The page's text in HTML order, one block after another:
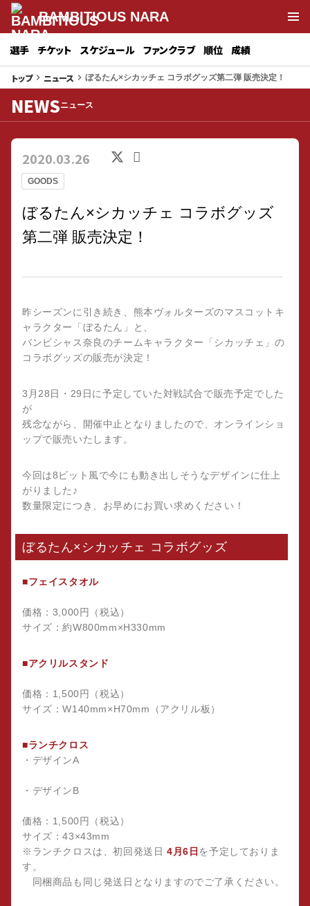
BAMBITIOUS NARA
選手 チケット スケジュール ファンクラブ 順位 成績
トップkeyboard_arrow_right ニュース keyboard_arrow_right ぼるたん×シカッチェ コラボグッズ第二弾 販売決定！
NEWSニュース
GOODS
2020.03.26
ぼるたん×シカッチェ コラボグッズ
第二弾 販売決定！
昨シーズンに引き続き、熊本ヴォルターズのマスコットキ
ャラクター「ぼるたん」と、
バンビシャス奈良のチームキャラクター「シカッチェ」の
コラボグッズの販売が決定！
3月28日・29日に予定していた対戦試合で販売予定でした
が
残念ながら、開催中止となりましたので、オンラインショ
ップで販売いたします。
今回は8ビット風で今にも動き出しそうなデザインに仕上
がりました♪
数量限定につき、お早めにお買い求めください！
ぼるたん×シカッチェ コラボグッズ
■フェイスタオル
価格：3,000円（税込）
サイズ：約W800mm×H330mm
■アクリルスタンド
価格：1,500円（税込）
サイズ：W140mm×H70mm（アクリル板）
■ランチクロス
・デザインA
・デザインB
価格：1,500円（税込）
サイズ：43×43mm
※ランチクロスは、初回発送日4月6日 を予定しておりま
す。
同梱商品も同じ発送日となりますのでご了承ください。